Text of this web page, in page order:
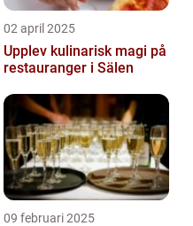
02 april 2025
Upplev kulinarisk magi på
restauranger i Sälen
09 februari 2025